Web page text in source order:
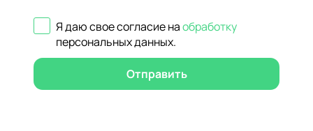
Я даю свое согласие наобработку
персональных данных.
Отправить